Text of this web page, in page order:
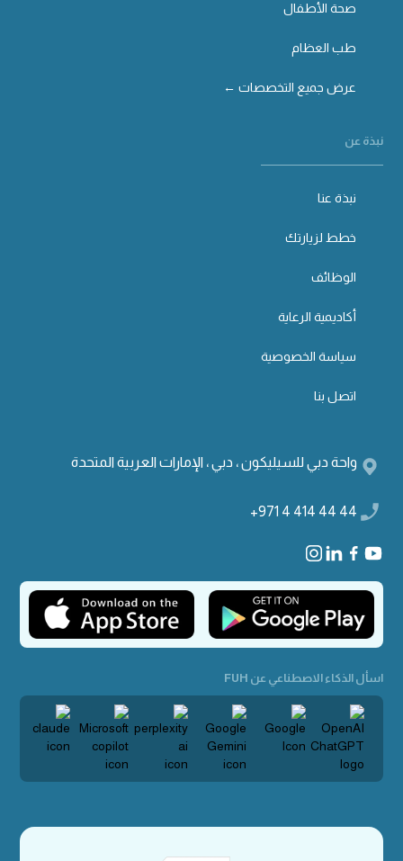
صحة الأطفال
طب العظام
عرض جميع التخصصات ←
نبذة عن
نبذة عنا
خطط لزيارتك
الوظائف
أكاديمية الرعاية
سياسة الخصوصية
اتصل بنا
واحة دبي للسيليكون ، دبي ، الإمارات العربية المتحدة
+971 4 414 44 44
اسأل الذكاء الاصطناعي عن FUH